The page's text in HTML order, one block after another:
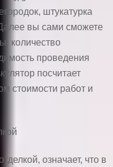
штукатурка
вы сами сможете
количество
проведения
посчитает
стоимости работ и
означает, что в